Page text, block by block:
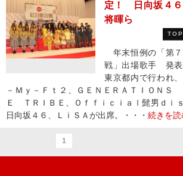
定！ 日向坂４６
将暉ら
年末恒例の「第
戦」出場歌手 発表
東京都内で行われ
－Ｍｙ－Ｆｔ２、ＧＥＮＥＲＡＴＩＯＮＳ
Ｅ ＴＲＩＢＥ、Ｏｆｆｉｃｉａｌ髭男ｄｉ
日向坂４６、ＬｉＳＡが出席。・・・ 続きを読
1